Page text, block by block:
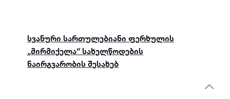
სვანური სართულებიანი ფერხულის
„მირმიქელა“ სახელწოდების
ნაირგვარობის შესახებ